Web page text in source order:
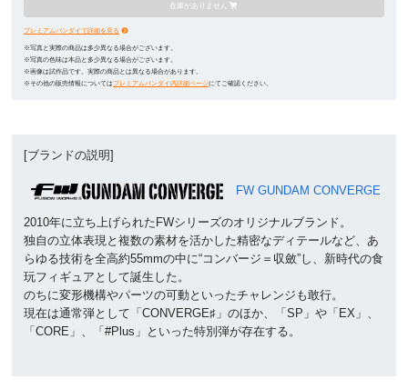
在庫がありません
プレミアムバンダイで詳細を見る
※写真と実際の商品は多少異なる場合がございます。
※写真の色味は本品と多少異なる場合がございます。
※画像は試作品です。実際の商品とは異なる場合があります。
※その他の販売情報についてはプレミアムバンダイ内詳細ページにてご確認ください。
[ブランドの説明]
FW GUNDAM CONVERGE
2010年に立ち上げられたFWシリーズのオリジナルブランド。
独自の立体表現と複数の素材を活かした精密なディテールなど、あ
らゆる技術を全高約55mmの中に“コンバージ＝収斂”し、新時代の食
玩フィギュアとして誕生した。
のちに変形機構やパーツの可動といったチャレンジも敢行。
現在は通常弾として「CONVERGE♯」のほか、「SP」や「EX」、
「CORE」、「#Plus」といった特別弾が存在する。